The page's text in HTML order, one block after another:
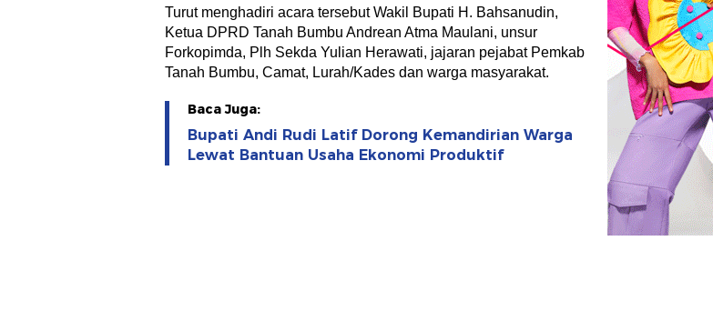
Turut menghadiri acara tersebut Wakil Bupati H. Bahsanudin,
Ketua DPRD Tanah Bumbu Andrean Atma Maulani, unsur
Forkopimda, Plh Sekda Yulian Herawati, jajaran pejabat Pemkab
Tanah Bumbu, Camat, Lurah/Kades dan warga masyarakat.
Baca Juga:
Bupati Andi Rudi Latif Dorong Kemandirian Warga
Lewat Bantuan Usaha Ekonomi Produktif